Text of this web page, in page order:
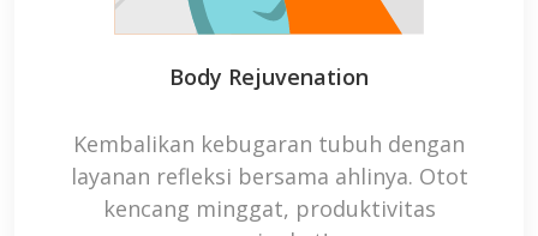
Body Rejuvenation
Kembalikan kebugaran tubuh dengan
layanan refleksi bersama ahlinya. Otot
kencang minggat, produktivitas